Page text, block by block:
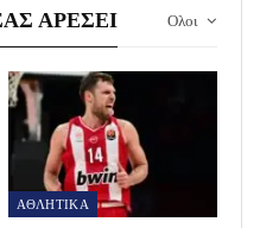
Ολοι
ΑΡΈΣΕΙ
ΑΘΛΗΤΙΚΑ